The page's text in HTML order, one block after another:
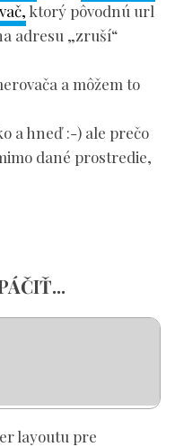
ktorý pôvodnú url
adresu „zruší“
a môžem to
a hneď :-) ale prečo
dané prostredie,
layoutu pre